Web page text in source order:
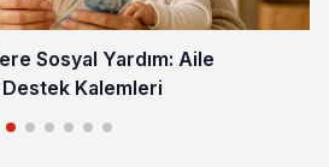
Sosyal Yardım: Aile
Destek Kalemleri